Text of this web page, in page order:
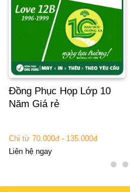
Đồng Phục Họp Lớp 10
Năm Giá rẻ
Chỉ từ 70.000đ - 135.000đ
Liên hệ ngay